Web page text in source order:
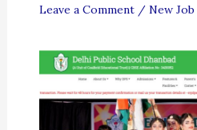
Leave a Comment / New Job